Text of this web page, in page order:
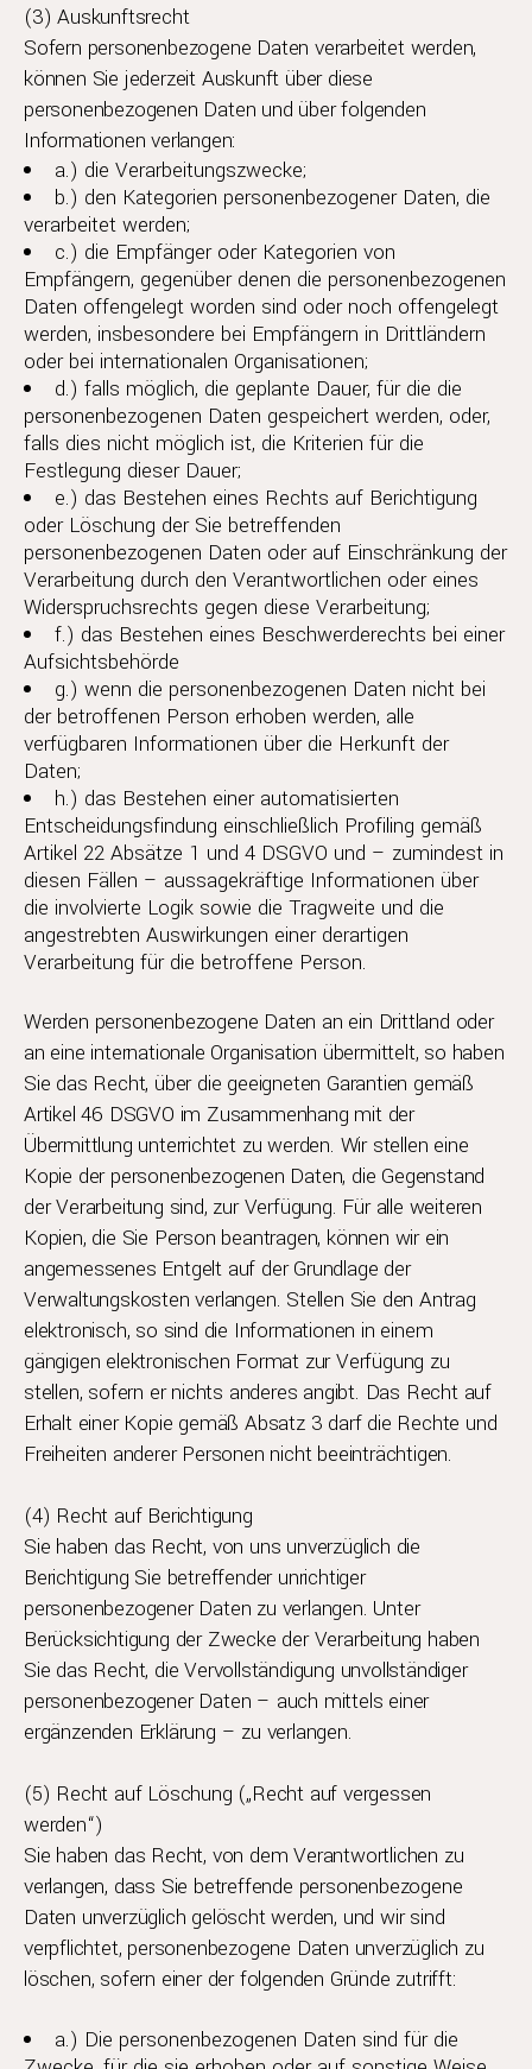
(3) Auskunftsrecht
Sofern personenbezogene Daten verarbeitet werden,
können Sie jederzeit Auskunft über diese
personenbezogenen Daten und über folgenden
Informationen verlangen:
a.) die Verarbeitungszwecke;
b.) den Kategorien personenbezogener Daten, die
verarbeitet werden;
c.) die Empfänger oder Kategorien von
Empfängern, gegenüber denen die personenbezogenen
Daten offengelegt worden sind oder noch offengelegt
werden, insbesondere bei Empfängern in Drittländern
oder bei internationalen Organisationen;
d.) falls möglich, die geplante Dauer, für die die
personenbezogenen Daten gespeichert werden, oder,
falls dies nicht möglich ist, die Kriterien für die
Festlegung dieser Dauer;
e.) das Bestehen eines Rechts auf Berichtigung
oder Löschung der Sie betreffenden
personenbezogenen Daten oder auf Einschränkung der
Verarbeitung durch den Verantwortlichen oder eines
Widerspruchsrechts gegen diese Verarbeitung;
f.) das Bestehen eines Beschwerderechts bei einer
Aufsichtsbehörde
g.) wenn die personenbezogenen Daten nicht bei
der betroffenen Person erhoben werden, alle
verfügbaren Informationen über die Herkunft der
Daten;
h.) das Bestehen einer automatisierten
Entscheidungsfindung einschließlich Profiling gemäß
Artikel 22 Absätze 1 und 4 DSGVO und – zumindest in
diesen Fällen – aussagekräftige Informationen über
die involvierte Logik sowie die Tragweite und die
angestrebten Auswirkungen einer derartigen
Verarbeitung für die betroffene Person.
Werden personenbezogene Daten an ein Drittland oder
an eine internationale Organisation übermittelt, so haben
Sie das Recht, über die geeigneten Garantien gemäß
Artikel 46 DSGVO im Zusammenhang mit der
Übermittlung unterrichtet zu werden. Wir stellen eine
Kopie der personenbezogenen Daten, die Gegenstand
der Verarbeitung sind, zur Verfügung. Für alle weiteren
Kopien, die Sie Person beantragen, können wir ein
angemessenes Entgelt auf der Grundlage der
Verwaltungskosten verlangen. Stellen Sie den Antrag
elektronisch, so sind die Informationen in einem
gängigen elektronischen Format zur Verfügung zu
stellen, sofern er nichts anderes angibt. Das Recht auf
Erhalt einer Kopie gemäß Absatz 3 darf die Rechte und
Freiheiten anderer Personen nicht beeinträchtigen.
(4) Recht auf Berichtigung
Sie haben das Recht, von uns unverzüglich die
Berichtigung Sie betreffender unrichtiger
personenbezogener Daten zu verlangen. Unter
Berücksichtigung der Zwecke der Verarbeitung haben
Sie das Recht, die Vervollständigung unvollständiger
personenbezogener Daten – auch mittels einer
ergänzenden Erklärung – zu verlangen.
(5) Recht auf Löschung („Recht auf vergessen
werden“)
Sie haben das Recht, von dem Verantwortlichen zu
verlangen, dass Sie betreffende personenbezogene
Daten unverzüglich gelöscht werden, und wir sind
verpflichtet, personenbezogene Daten unverzüglich zu
löschen, sofern einer der folgenden Gründe zutrifft:
a.) Die personenbezogenen Daten sind für die